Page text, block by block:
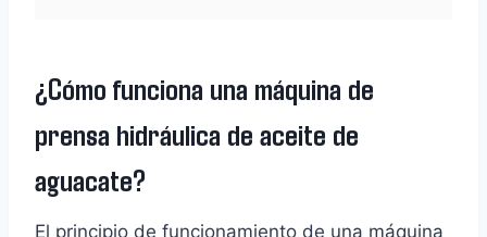
¿Cómo funciona una máquina de
prensa hidráulica de aceite de
aguacate?
El principio de funcionamiento de una máquina